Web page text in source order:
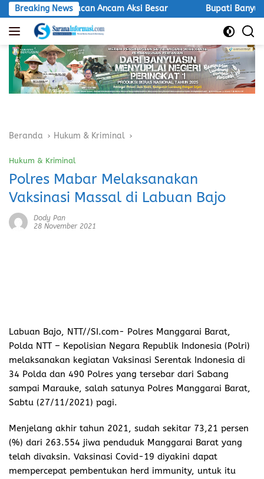
Langsung
ke
konten
Breaking News
Macan Ancam Aksi Besar Bupati Banyuasin Hadiri
Beranda Hukum & Kriminal
Hukum & Kriminal
Polres Mabar Melaksanakan
Vaksinasi Massal di Labuan Bajo
Dody Pan
28 November 2021
Labuan Bajo, NTT//SI.com- Polres Manggarai Barat,
Polda NTT – Kepolisian Negara Republik Indonesia (Polri)
melaksanakan kegiatan Vaksinasi Serentak Indonesia di
34 Polda dan 490 Polres yang tersebar dari Sabang
sampai Marauke, salah satunya Polres Manggarai Barat,
Sabtu (27/11/2021) pagi.
Menjelang akhir tahun 2021, sudah sekitar 73,21 persen
(%) dari 263.554 jiwa penduduk Manggarai Barat yang
telah divaksin. Vaksinasi Covid-19 diyakini dapat
mempercepat pembentukan herd immunity, untuk itu